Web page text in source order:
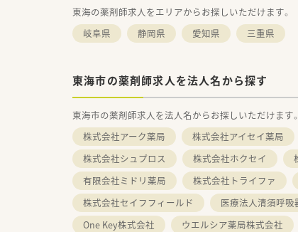
東海の薬剤師求人をエリアからお探しいただけます。
岐阜県
静岡県 愛知県 三重県
東海市の薬剤師求人を法人名から探す
東海市の薬剤師求人を法人名からお探しいただけます。
株式会社アーク薬局
株式会社アイセイ薬局
株式会社シュプロス
株式会社ホクセイ
有限会社ミドリ薬局
株式会社トライファ
株式会社セイフフィールド
医療法人清須呼吸
One Key株式会社
ウエルシア薬局株式会社